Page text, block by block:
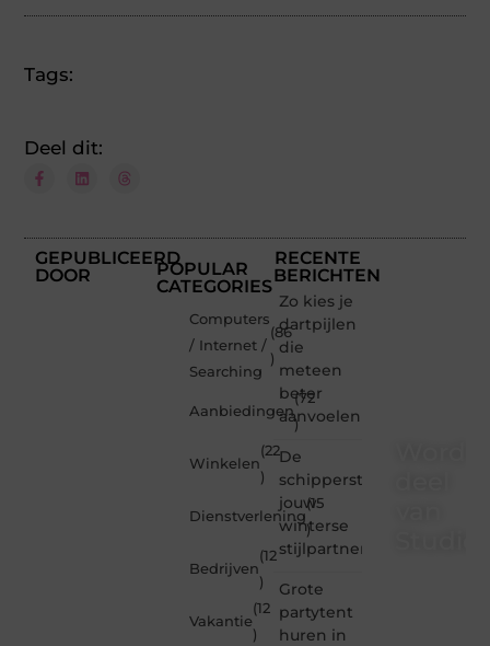
Tags:
Deel dit:
GEPUBLICEERD
DOOR
POPULAR
CATEGORIES
Computers
/ Internet /
Searching
(86
)
Aanbiedingen
(72
)
Winkelen
(22
)
Dienstverlening
(15
)
Bedrijven
(12
)
Vakantie
(12
)
RECENTE
BERICHTEN
Zo kies je
dartpijlen
die
meteen
beter
aanvoelen
De
schipperstrui
jouw
winterse
stijlpartner
Grote
partytent
huren in